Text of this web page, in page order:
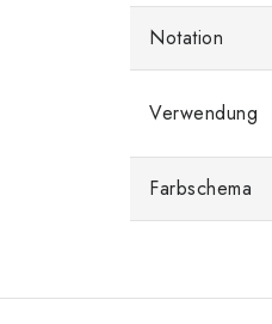
Notation
Verwendung
Farbschema